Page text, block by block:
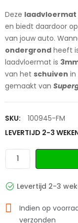
Deze laadvloermat
en biedt daardoor
van jouw auto.
ondergrond heeft
laadvloermat is
van het schuiven in
gemaakt van
SKU:
100945-FM
LEVERTIJD 2-3
Levertijd 2-3
Indien op
verzonden